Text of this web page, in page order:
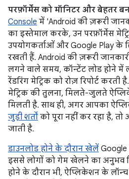
परफ़ॉर्मेंस को मॉनिटर और बेहतर
Console में 'Android की ज़रूरी
का इस्तेमाल करके, उन परफ़ॉर्मेंस
उपयोगकर्ताओं और Google Play के
रखती हैं. Android की ज़रूरी
लगने वाले समय, कॉन्टेंट लोड होने
रेंडरिंग मेट्रिक को रोज़ रिपोर्ट
मेट्रिक की तुलना, मिलते-जुलते
मिलती है. साथ ही, अगर आपका
जुड़ी शर्तों को पूरा नहीं कर रहा है,
जाती है.
डाउनलोड होने के दौरान खेलें
इससे लोगों को गेम खेलने का अनुभव
होने के दौरान भी, ऐप्लिकेशन के